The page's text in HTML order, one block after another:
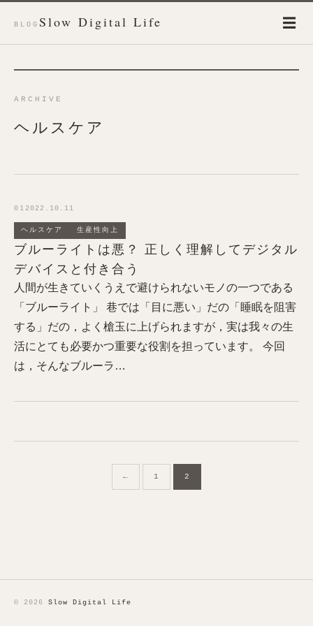
BLOG Slow Digital Life ☰
ARCHIVE
ヘルスケア
01 2022.10.11
ヘルスケア 生産性向上
ブルーライトは悪？ 正しく理解してデジタル
デバイスと付き合う
人間が生きていくうえで避けられないモノの一つである
「ブルーライト」 巷では「目に悪い」だの「睡眠を阻害
する」だの，よく槍玉に上げられますが，実は我々の生
活にとても必要かつ重要な役割を担っています。 今回
は，そんなブルーラ…
投
← 1 2
© 2026 Slow Digital Life